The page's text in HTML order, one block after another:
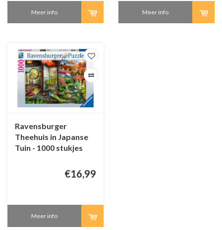
Meer info Meer info
Ravensburger
Theehuis in Japanse
Tuin - 1000 stukjes
€16,99
Meer info